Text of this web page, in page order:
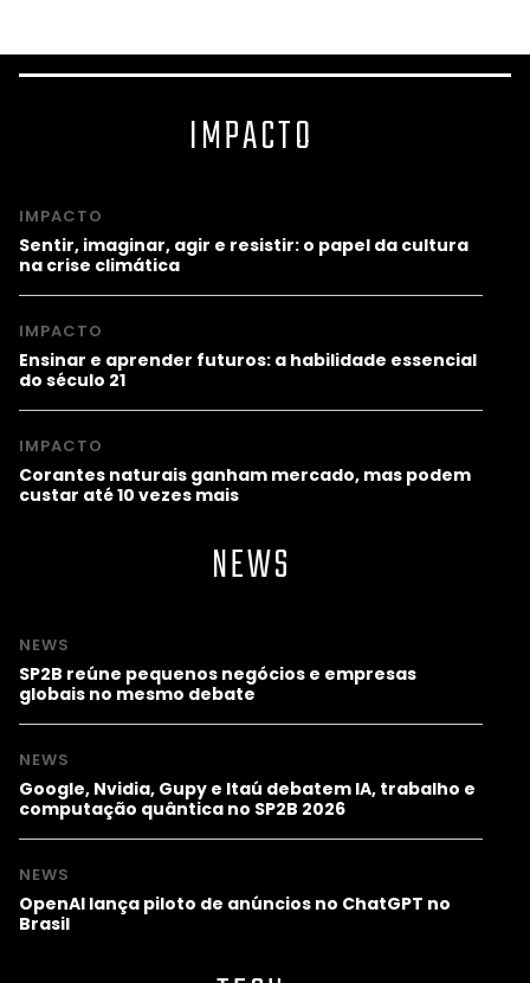
IMPACTO
IMPACTO
Sentir, imaginar, agir e resistir: o papel da cultura
na crise climática
IMPACTO
Ensinar e aprender futuros: a habilidade essencial
do século 21
IMPACTO
Corantes naturais ganham mercado, mas podem
custar até 10 vezes mais
NEWS
NEWS
SP2B reúne pequenos negócios e empresas
globais no mesmo debate
NEWS
Google, Nvidia, Gupy e Itaú debatem IA, trabalho e
computação quântica no SP2B 2026
NEWS
OpenAI lança piloto de anúncios no ChatGPT no
Brasil